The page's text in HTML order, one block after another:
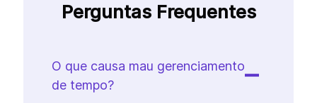
Perguntas Frequentes
O que causa mau gerenciamento
de tempo?